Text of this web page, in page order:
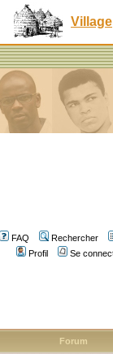
Village
FAQ
Rechercher
Profil
Se
Forum